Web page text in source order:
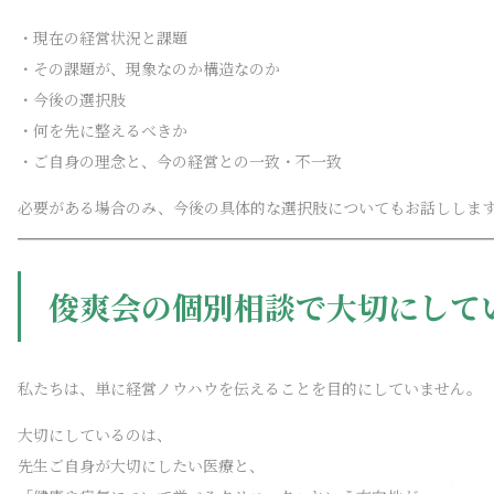
・現在の経営状況と課題
・その課題が、現象なのか構造なのか
・今後の選択肢
・何を先に整えるべきか
・ご自身の理念と、今の経営との一致・不一致
必要がある場合のみ、今後の具体的な選択肢についてもお話しします
俊爽会の個別相談で大切にして
私たちは、単に経営ノウハウを伝えることを目的にしていません。
大切にしているのは、
先生ご自身が大切にしたい医療と、